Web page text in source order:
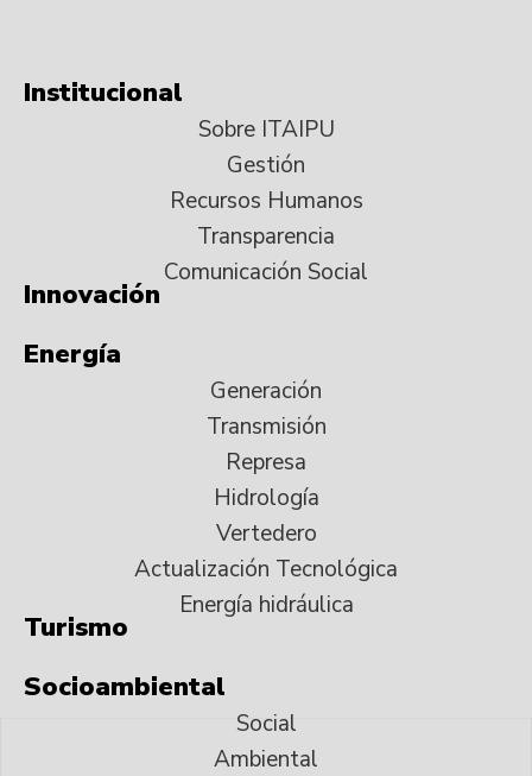
Institucional
Sobre ITAIPU
Gestión
Recursos Humanos
Transparencia
Comunicación Social
Innovación
Energía
Generación
Transmisión
Represa
Hidrología
Vertedero
Actualización Tecnológica
Energía hidráulica
Turismo
Socioambiental
Social
Ambiental